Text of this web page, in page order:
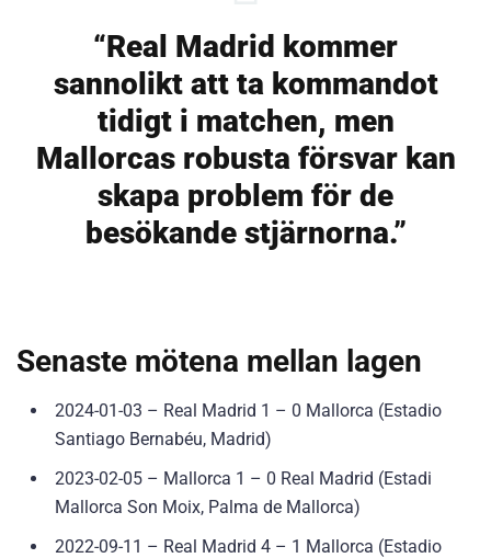
“Real Madrid kommer
sannolikt att ta kommandot
tidigt i matchen, men
Mallorcas robusta försvar kan
skapa problem för de
besökande stjärnorna.”
Senaste mötena mellan lagen
2024-01-03 – Real Madrid 1 – 0 Mallorca (Estadio
Santiago Bernabéu, Madrid)
2023-02-05 – Mallorca 1 – 0 Real Madrid (Estadi
Mallorca Son Moix, Palma de Mallorca)
2022-09-11 – Real Madrid 4 – 1 Mallorca (Estadio